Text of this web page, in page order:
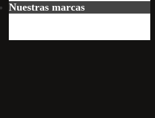
Nuestras marcas